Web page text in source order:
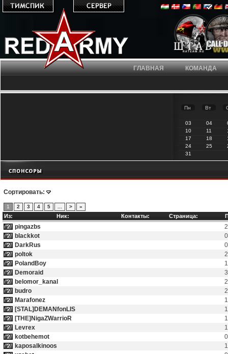
ГЛАВНАЯ КОМАНДА
Пн Вт
03 04
10
11
17
18
24
25
31
Сортировать:
1 2 3 4 5 > »
Из: Ник: Контакты: Страница:
pingazbs
blackkot
DarkRus
poltok
PolandBoy
Demoraid
belomor_kanal
budro
Marafonez
[STAL]DEMANfonLIS
[THE]NigaZWarrioR
Levrex
kotbehemot
kaposalkinoos